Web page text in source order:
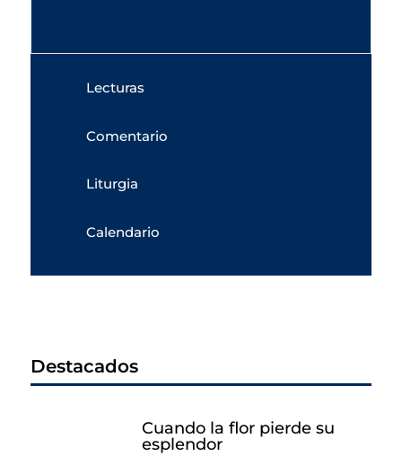
Lecturas
Comentario
Liturgia
Calendario
Destacados
Cuando la flor pierde su
esplendor